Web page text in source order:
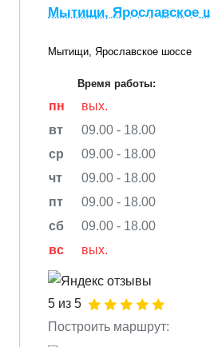
Мытищи, Ярославское
Мытищи, Ярославское шоссе
Время работы:
пн
вых.
вт
09.00 - 18.00
ср
09.00 - 18.00
чт
09.00 - 18.00
пт
09.00 - 18.00
сб
09.00 - 18.00
вс
вых.
5 из 5
Построить маршрут: